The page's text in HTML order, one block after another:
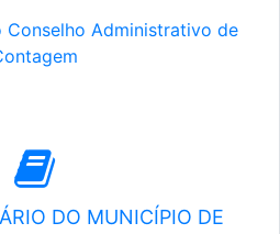
Conselho Administrativo de
DO MUNICÍPIO DE